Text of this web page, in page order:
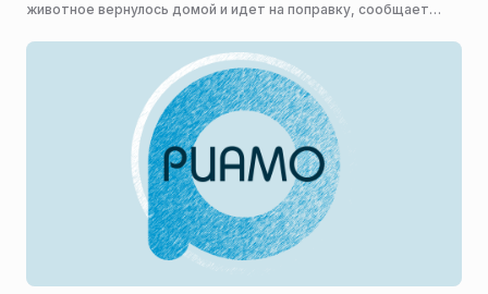
животное вернулось домой и идет на поправку, сообщает
продовольствия Московской области.